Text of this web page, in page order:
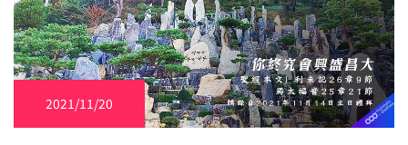
2021/11/20